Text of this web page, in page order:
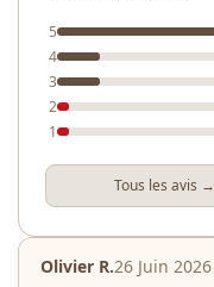
5
4
3
2
1
Tous les avis →
Olivier R.26 Juin 2026